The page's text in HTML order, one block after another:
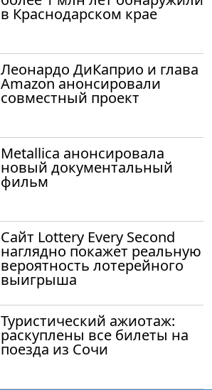
в Краснодарском крае
Леонардо ДиКаприо и глава
Amazon анонсировали
совместный проект
Metallica анонсировала
новый документальный
фильм
Сайт Lottery Every Second
наглядно покажет реальную
вероятность лотерейного
выигрыша
Туристический ажиотаж:
раскуплены все билеты на
поезда из Сочи